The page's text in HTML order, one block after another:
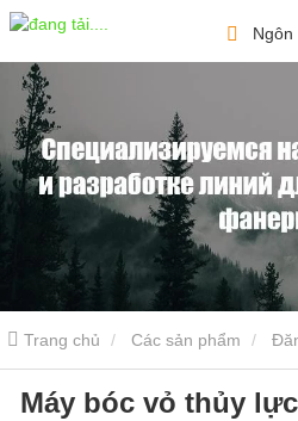
Ngôn
Trang chủ Các sản phẩm
vỏ thủy lực Shine
Máy bóc vỏ thủy